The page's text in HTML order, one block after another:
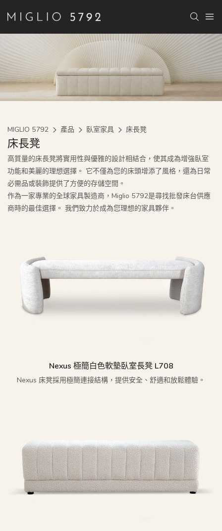
MIGLIO 5792 產品 臥室家具 床長凳
床長凳
高質量的床長凳將實用性與優雅的設計相結合，使其成為增強臥室
功能和美麗的理想選擇。 它不僅為您的床頭增添了風格，還為日常
必需品或裝飾提供了方便的存儲空間。
作為一家專業的全球家具製造商，Miglio 5792是尋找批發床台供應
商時的最佳選擇。 我們致力於成為您理想的家具夥伴。
Nexus 極簡白色軟墊臥室長凳 L708
Nexus 床凳採用極簡連接結構，提供安全、舒適和放鬆體驗。